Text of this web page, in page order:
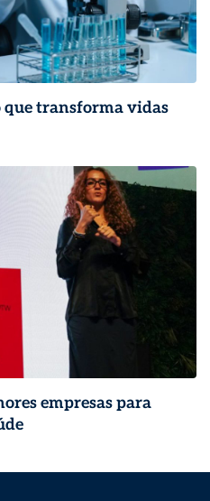
transforma vidas
empresas para